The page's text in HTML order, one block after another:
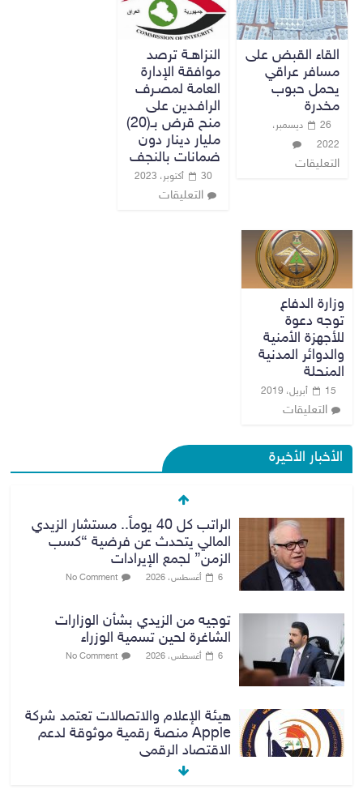
القاء القبض على
مسافر عراقي
يحمل حبوب
مخدرة
26 ديسمبر،
2022
التعليقات
النزاهـة ترصد
موافقة الإدارة
العامة لمصـرف
الرافـدين على
منح قرض بـ(20)
مليار دينار دون
ضمانات بالنجف
30 أكتوبر، 2023
التعليقات
وزارة الدفاع
توجه دعوة
للأجهزة الأمنية
والدوائر المدنية
المنحلة
15 أبريل، 2019
التعليقات
الأخبار الأخيرة
الراتب كل 40 يوماً.. مستشار الزيدي
المالي يتحدث عن فرضية “كسب
الزمن” لجمع الإيرادات
6 أغسطس، 2026 No Comment
توجيه من الزيدي بشأن الوزارات
الشاغرة لحين تسمية الوزراء
6 أغسطس، 2026 No Comment
هيئة الإعلام والاتصالات تعتمد شركة
Apple منصة رقمية موثوقة لدعم
الاقتصاد الرقمي